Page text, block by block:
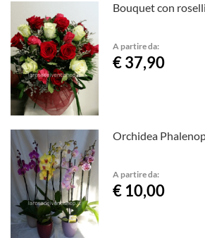
Bouquet con
A partire da:
€ 37,90
Orchidea
A partire da:
€ 10,00